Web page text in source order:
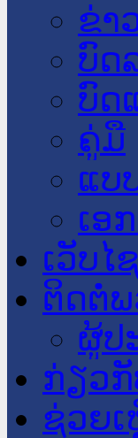
ຂ່າ
ບົດ
ບົດ
ຄູ່ມື
ແບ
ເອ
ເວັບໄ
ຕິດຕໍ່ພ
ຜູ້ປ
ກ່ຽວກັ
ຊ່ວຍ